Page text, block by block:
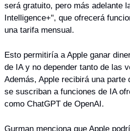
será gratuito, pero más adelante
Intelligence+", que ofrecerá
una tarifa mensual.
Esto permitiría a Apple ganar
de IA y no depender tanto de las
Además, Apple recibirá una parte
se suscriban a funciones de IA
como ChatGPT de OpenAI.
Gurman menciona que Apple